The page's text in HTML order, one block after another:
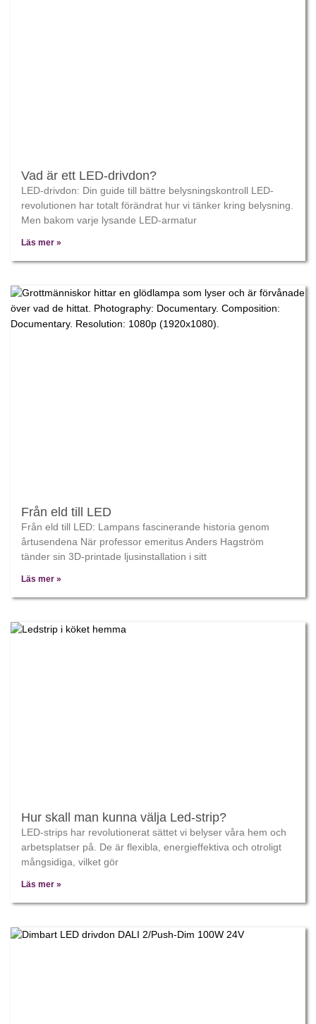
Vad är ett LED-drivdon?
LED-drivdon: Din guide till bättre belysningskontroll LED-
revolutionen har totalt förändrat hur vi tänker kring belysning.
Men bakom varje lysande LED-armatur
Läs mer »
Från eld till LED
Från eld till LED: Lampans fascinerande historia genom
årtusendena När professor emeritus Anders Hagström
tänder sin 3D-printade ljusinstallation i sitt
Läs mer »
Hur skall man kunna välja Led-strip?
LED-strips har revolutionerat sättet vi belyser våra hem och
arbetsplatser på. De är flexibla, energieffektiva och otroligt
mångsidiga, vilket gör
Läs mer »